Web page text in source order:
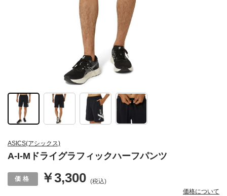
ASICS(アシックス)
A-I-Mドライグラフィックハーフパンツ
￥3,300 (税込)
価格について